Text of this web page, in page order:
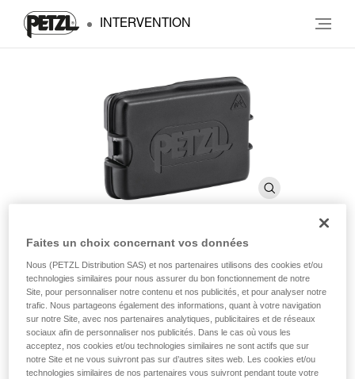
INTERVENTION
Batterie rechargeable SWIFT®
RL
Batterie rechargeable pour lampe frontale SWIFT®
2350 mAh
Faites un choix concernant vos données
Nous (PETZL Distribution SAS) et nos partenaires utilisons des cookies et/ou
technologies similaires pour nous assurer du bon fonctionnement de notre
Site, pour personnaliser notre contenu et nos publicités, et pour analyser notre
trafic. Nous partageons également des informations, quant à votre navigation
sur notre Site, avec nos partenaires analytiques, publicitaires et de réseaux
sociaux afin de personnaliser nos publicités. Dans le cas où vous les
acceptez, nos cookies et/ou technologies similaires ne sont actifs que sur
notre Site et ne vous suivront pas sur d’autres sites web. Les cookies et/ou
technologies similaires de nos partenaires vous suivront pendant toute votre